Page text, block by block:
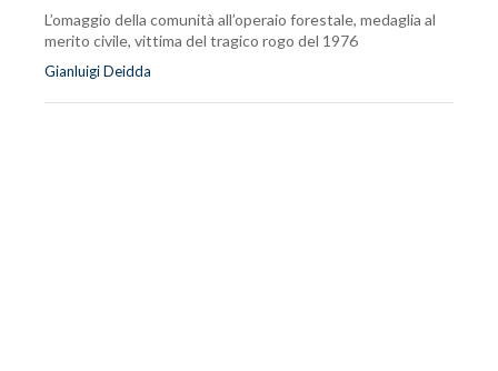
L’omaggio della comunità all’operaio forestale, medaglia al
merito civile, vittima del tragico rogo del 1976
Gianluigi Deidda